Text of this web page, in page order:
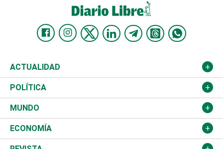
ACTUALIDAD
Nacional
Ciudad
Educación
POLÍTICA
Partidos
JCE
MUNDO
Estados Unidos
ECONOMÍA